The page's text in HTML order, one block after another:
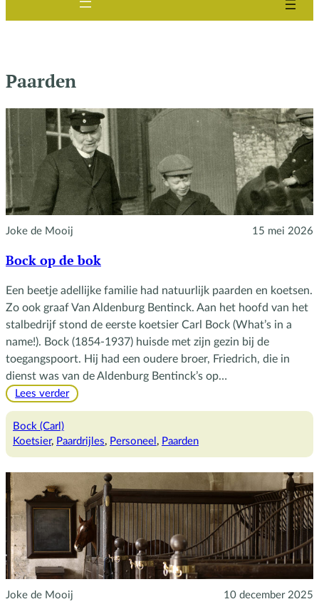
Paarden
Joke de Mooij 15 mei 2026
Bock op de bok
Een beetje adellijke familie had natuurlijk paarden en koetsen.
Zo ook graaf Van Aldenburg Bentinck. Aan het hoofd van het
stalbedrijf stond de eerste koetsier Carl Bock (What’s in a
name!). Bock (1854-1937) huisde met zijn gezin bij de
toegangspoort. Hij had een oudere broer, Friedrich, die in
dienst was van de Aldenburg Bentinck’s op…
Lees verder:
de
Bock (Carl)
Koetsier, Paardrijles, Personeel , Paarden
Joke de Mooij 10 december 2025